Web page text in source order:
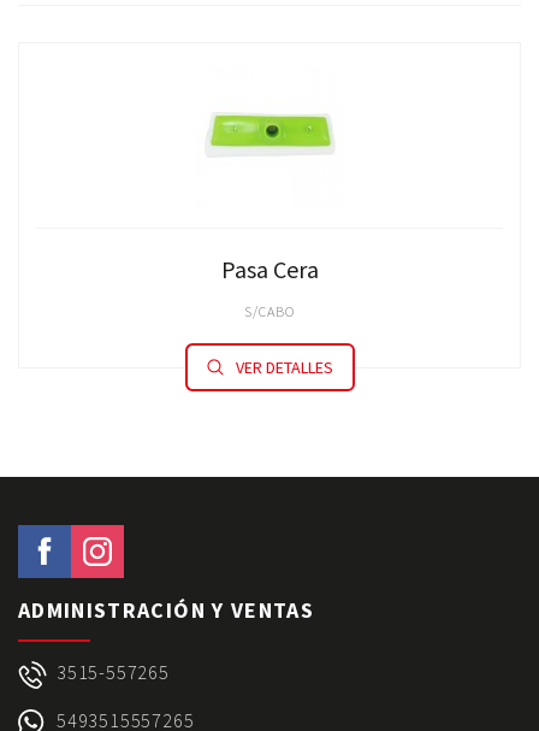
Pasa Cera
S/CABO
VER DETALLES
ADMINISTRACIÓN Y VENTAS
3515-557265
5493515557265